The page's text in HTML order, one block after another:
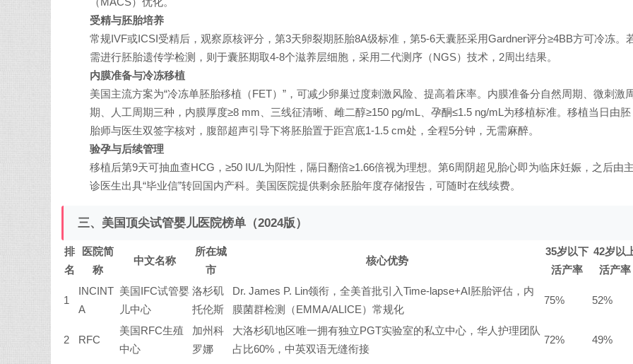
（MACS）优化。
受精与胚胎培养
常规IVF或ICSI受精后，观察原核评分，第3天卵裂期胚胎8A级标准，第5-6天囊胚采用Gardner评分≥4BB方可冷冻。
需进行胚胎遗传学检测，则于囊胚期取4-8个滋养层细胞，采用二代测序（NGS）技术，2周出结果。
内膜准备与冷冻移植
美国主流方案为“冷冻单胚胎移植（FET）”，可减少卵巢过度刺激风险、提高着床率。内膜准备分自然周期、微刺激
期、人工周期三种，内膜厚度≥8 mm、三线征清晰、雌二醇≥150 pg/mL、孕酮≤1.5 ng/mL为移植标准。移植当日由胚
胎师与医生双签字核对，腹部超声引导下将胚胎置于距宫底1-1.5 cm处，全程5分钟，无需麻醉。
验孕与后续管理
移植后第9天可抽血查HCG，≥50 IU/L为阳性，隔日翻倍≥1.66倍视为理想。第6周阴超见胎心即为临床妊娠，之后由
诊医生出具“毕业信”转回国内产科。美国医院提供剩余胚胎年度存储报告，可随时在线续费。
三、美国顶尖试管婴儿医院榜单（2024版）
排
名
医院简
称
中文名称
所在城
市
核心优势
35岁以下
活产率
42岁以
活产率
1
INCINT
A
美国IFC试管婴
儿中心
洛杉矶
托伦斯
Dr. James P. Lin领衔，全美首批引入Time-lapse+AI胚胎评估，内
膜菌群检测（EMMA/ALICE）常规化
75% 52%
2 RFC
美国RFC生殖
中心
加州科
罗娜
大洛杉矶地区唯一拥有独立PGT实验室的私立中心，华人护理团队
占比60%，中英双语无缝衔接
72% 49%